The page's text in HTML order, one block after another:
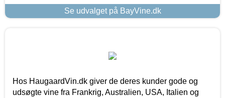
Se udvalget på BayVine.dk
Hos HaugaardVin.dk giver de deres kunder gode og
udsøgte vine fra Frankrig, Australien, USA, Italien og